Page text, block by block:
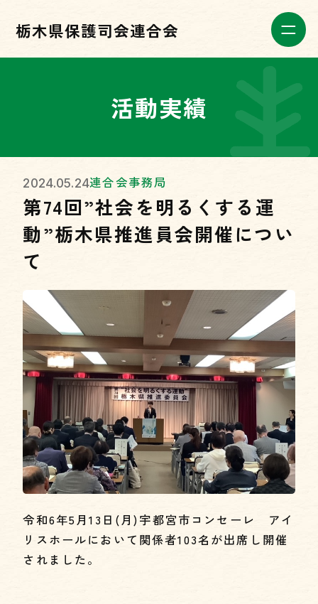
栃木県保護司会連合会
活動実績
2024.05.24連合会事務局
第74回”社会を明るくする運
動”栃木県推進員会開催につい
て
令和6年5月13日(月)宇都宮市コンセーレ アイ
リスホールにおいて関係者103名が出席し開催
されました。